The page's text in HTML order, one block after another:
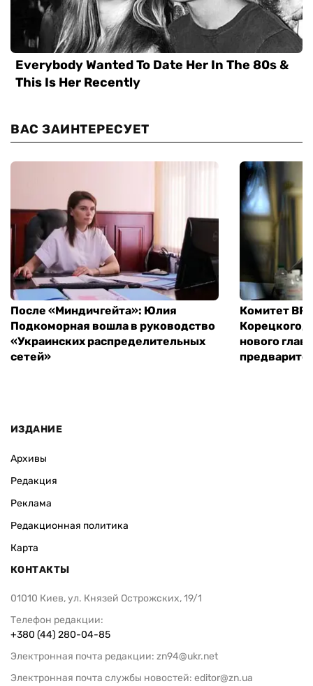
ВАС ЗАИНТЕРЕСУЕТ
После «Миндичгейта»: Юлия
Подкоморная вошла в руководство
«Украинских распределительных
сетей»
Комитет ВР
Корецкого,
нового
ИЗДАНИЕ
Архивы
Редакция
Реклама
Редакционная политика
Карта
КОНТАКТЫ
01010 Киев, ул. Князей Острожских, 19/1
Телефон редакции:
+380 (44) 280-04-85
Электронная почта редакции: zn94@ukr.net
Электронная почта службы новостей: editor@zn.ua